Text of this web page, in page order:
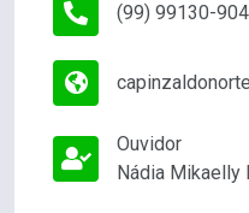
(99) 99130-
Ouvidor
Nádia Mikaelly